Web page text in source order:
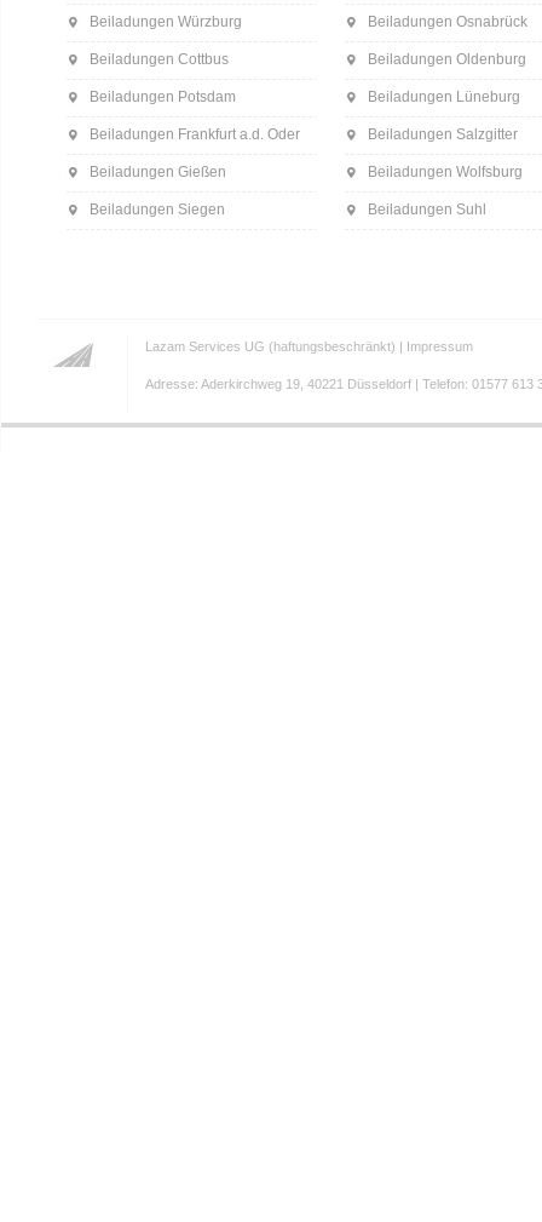
Beiladungen Würzburg
Beiladungen Cottbus
Beiladungen Potsdam
Beiladungen Frankfurt a.d. Oder
Beiladungen Gießen
Beiladungen Siegen
Beiladungen Osnabrück
Beiladungen Oldenburg
Beiladungen Lüneburg
Beiladungen Salzgitter
Beiladungen Wolfsburg
Beiladungen Suhl
Lazam Services UG (haftungsbeschränkt) | Impressum
Adresse: Aderkirchweg 19, 40221 Düsseldorf | Telefon: 01577